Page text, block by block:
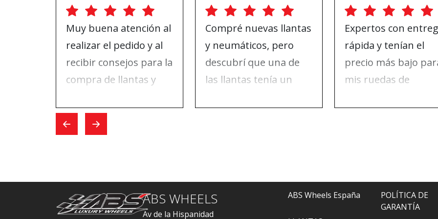
Muy buena atención al
realizar el pedido y al
recibir consejos para la
compra de llantas y
hacer el cambio, todo
fue rápido.
Compré nuevas llantas
y neumáticos, pero
descubrí que una de
las llantas tenía un
Expertos con
rápida y tenían el
precio más bajo
mis ruedas de
ABS WHEELS
Av de la Hispanidad
ABS Wheels España
POLÍTICA DE
GARANTÍA